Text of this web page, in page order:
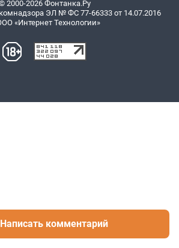
Написать комментарий